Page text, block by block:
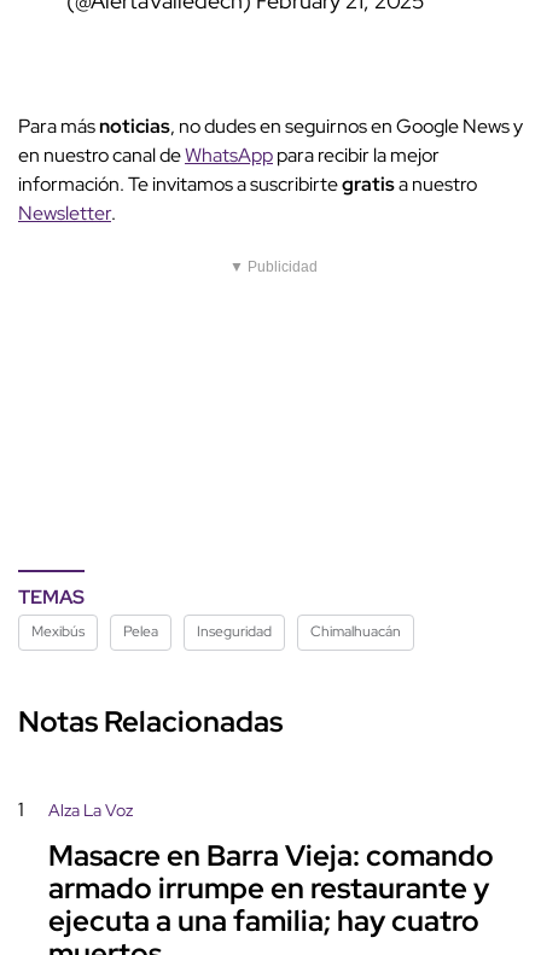
Para másnoticias, no dudes en seguirnos en Google News y
en nuestro canal deWhatsApppara recibir la mejor
información. Te invitamos a suscribirtegratisa nuestro
Newsletter.
▼ Publicidad
TEMAS
Mexibús Pelea Inseguridad Chimalhuacán
Notas Relacionadas
1 Alza La Voz
Masacre en Barra Vieja: comando
armado irrumpe en restaurante y
ejecuta a una familia; hay cuatro